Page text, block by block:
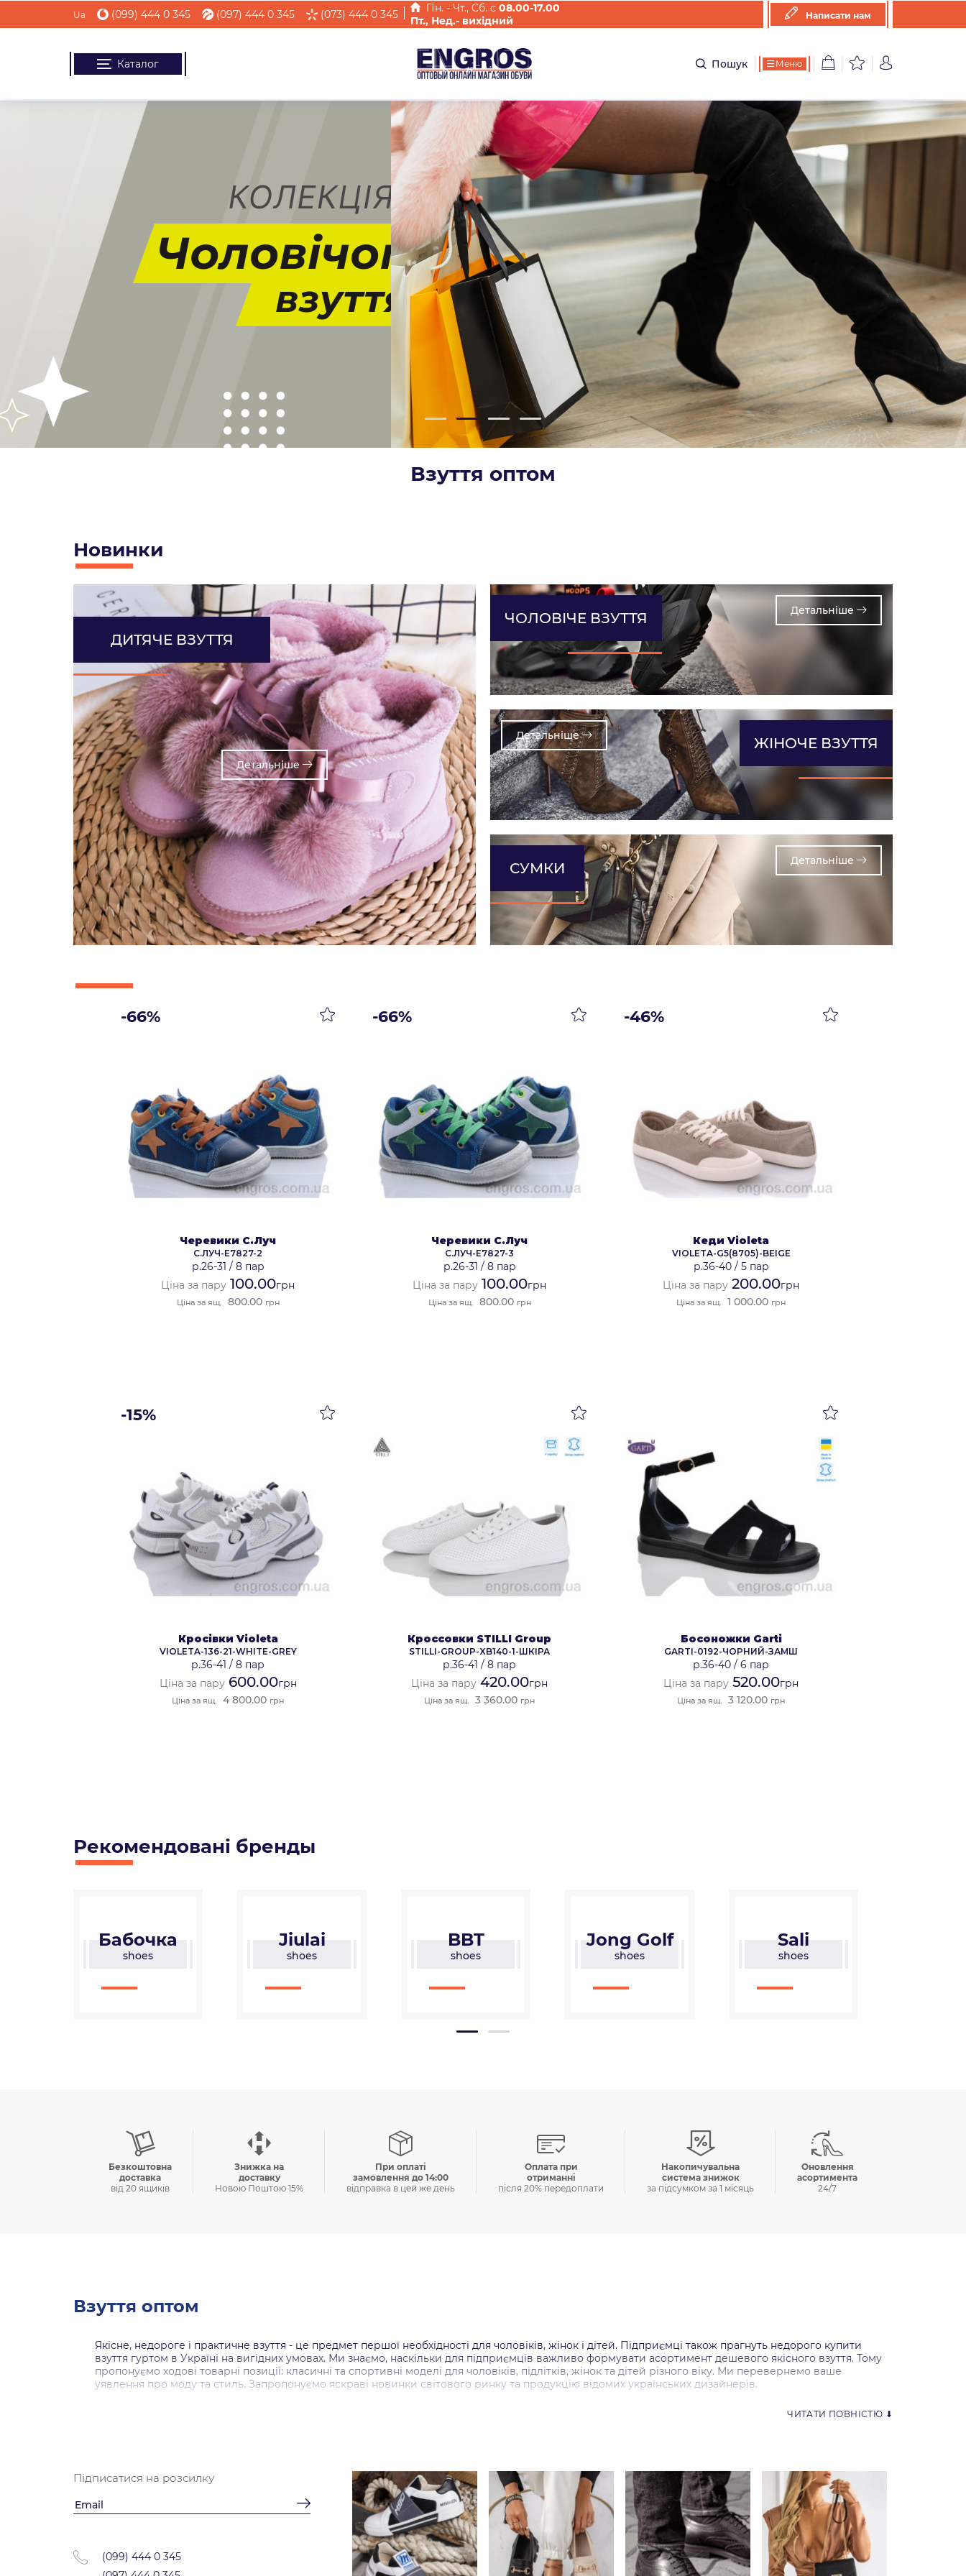
Ua (099) 444 0 345 (097) 444 0 345 (073) 444 0 345 Пн. - Чт., Cб. с 08.00-17.00
Пт., Нед.- вихідний
Написати нам
Каталог Пошук Меню
Взуття оптом
Новинки
ДИТЯЧЕ ВЗУТТЯ
Детальнiше
ЧОЛОВІЧЕ ВЗУТТЯ Детальнiше
Детальнiше ЖІНОЧЕ ВЗУТТЯ
СУМКИ Детальнiше
-66%
Черевики С.Луч
С.ЛУЧ-E7827-2
р.26-31 / 8 пар
Ціна за пару 100.00грн
Ціна за ящ. 800.00 грн
-66%
Черевики С.Луч
С.ЛУЧ-E7827-3
р.26-31 / 8 пар
Ціна за пару 100.00грн
Ціна за ящ. 800.00 грн
-46%
Кеди Violeta
VIOLETA-G5(8705)-BEIGE
р.36-40/ 5 пар
Ціна за пару 200.00грн
Ціна за ящ. 1 000.00 грн
-15%
Кросівки Violeta
VIOLETA-136-21-WHITE-GREY
р.36-41 / 8 пар
Ціна за пару600.00грн
Ціна за ящ. 4 800.00 грн
Кроссовки STILLI Group
STILLI-GROUP-XB140-1-ШКІРА
р.36-41 / 8 пар
Ціна за пару 420.00грн
Ціна за ящ. 3 360.00 грн
Босоножки Garti
GARTI-0192-ЧОРНИЙ-ЗАМШ
р.36-40 / 6 пар
Ціна за пару 520.00грн
Ціна за ящ. 3 120.00 грн
Рекомендованi бренды
Jiulai
shoes
BBT
shoes
Jong Golf
shoes
Sali
shoes
Mermaid
shoes
Безкоштовна
доставка
вiд 20 ящикiв
Знижка на
доставку
Новою Поштою 15%
При оплатi
замовлення до 14:00
вiдправка в цей же день
Оплата при
отриманнi
пiсля 20% передоплати
Накопичувальна
система знижок
за пiдсумком за 1 мiсяць
Оновлення
асортимента
24/7
Взуття оптом
Якісне, недороге і практичне взуття - це предмет першої необхідності для чоловіків, жінок і дітей. Підприємці також прагнуть недорого купити
взуття гуртом в Україні на вигідних умовах. Ми знаємо, наскільки для підприємців важливо формувати асортимент дешевого якісного взуття. Тому
пропонуємо ходові товарні позиції: класичні та спортивні моделі для чоловіків, підлітків, жінок та дітей різного віку. Ми перевернемо ваше
уявлення про моду та стиль. Запропонуємо яскраві новинки світового ринку та продукцію відомих українських дизайнерів.
Замовляйте якісне взуття гуртом онлайн
Представників малого, середнього і великого бізнесу цікавить:
Великий перелік постачальників і виробників
Доставка по Україні - в Одесу, Чернівці, Львів, Харків, Хмельницький та інші регіони країни
ЧИТАТИ ПОВНІСТЮ ⬇
Підписатися на розсилку
(099) 444 0 345